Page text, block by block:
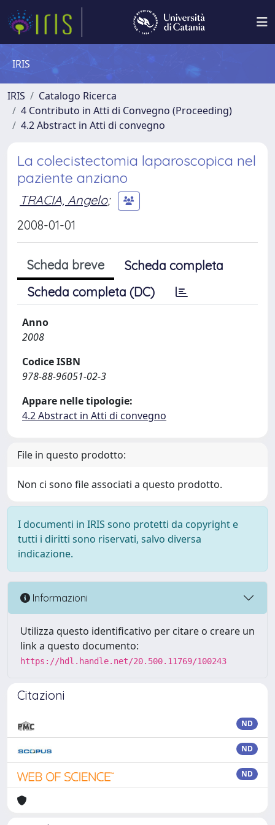
IRIS
IRIS
Catalogo Ricerca
4 Contributo in Atti di Convegno (Proceeding)
4.2 Abstract in Atti di convegno
La colecistectomia laparoscopica nel
paziente anziano
TRACIA, Angelo;
2008-01-01
Scheda breve
Scheda completa
Scheda completa (DC)
Anno
2008
Codice ISBN
978-88-96051-02-3
Appare nelle tipologie:
4.2 Abstract in Atti di convegno
File in questo prodotto:
Non ci sono file associati a questo prodotto.
I documenti in IRIS sono protetti da copyright e
tutti i diritti sono riservati, salvo diversa
indicazione.
Informazioni
Utilizza questo identificativo per citare o creare un
link a questo documento:
https://hdl.handle.net/20.500.11769/100243
Citazioni
ND
ND
ND